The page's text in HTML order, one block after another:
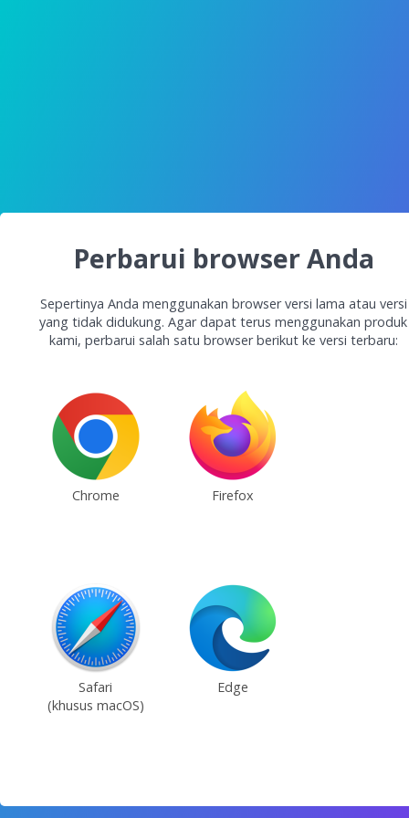
Perbarui browser Anda
Sepertinya Anda menggunakan browser versi lama atau versi
yang tidak didukung. Agar dapat terus menggunakan produk
kami, perbarui salah satu browser berikut ke versi terbaru:
Chrome Firefox
Safari
(khusus macOS)
Edge